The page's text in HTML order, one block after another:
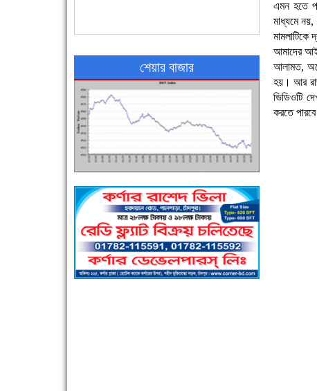
এক সপ্তাহে শনাক্ত বেড়েছে ৫৫%, মৃত্যু ৪৬%
শেয়ার বাজার
এমন হতে
মাধ্যমে
মামলাটিকে
আমাদের
আলামত,
হয়। আর
ভিডিওটি
করতে